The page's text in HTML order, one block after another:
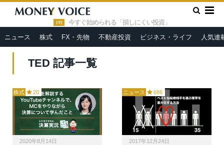
PR 今すぐ始められる「損しにくい投資」
ニュース 株式 FX・先物 不動産投資 ビジネス・ライフ 人気連
HOME » TED
TED 記事一覧
株式 20
2020年8月14日
ニュース 686
2017年12月24日